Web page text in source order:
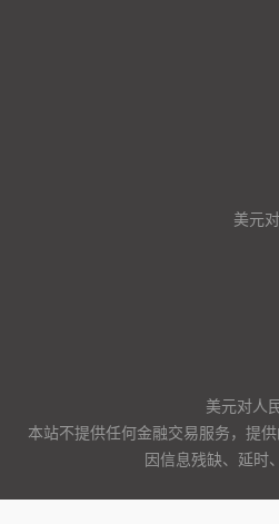
美元
美元对人
本站不提供任何金融交易服务，提
因信息残缺、延时